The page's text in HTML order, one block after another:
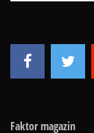
Faktor magazin